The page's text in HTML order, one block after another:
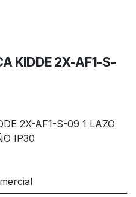
KIDDE 2X-AF1-S-
2X-AF1-S-09 1 LAZO
IP30